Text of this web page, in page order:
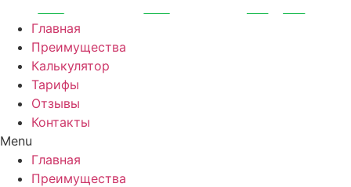
Перейти
содержимому
Главная
Преимущества
Калькулятор
Тарифы
Отзывы
Контакты
Menu
Главная
Преимущества